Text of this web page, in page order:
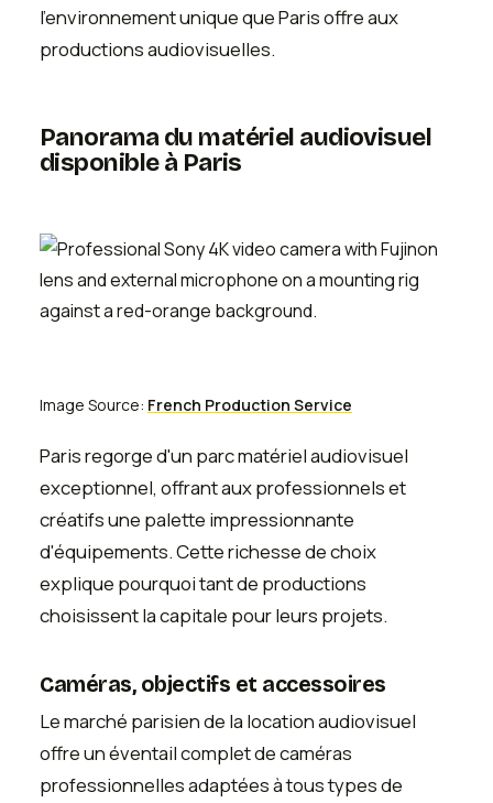
l'environnement unique que Paris offre aux
productions audiovisuelles.
Panorama du matériel audiovisuel
disponible à Paris
Image Source: French Production Service
Paris regorge d'un parc matériel audiovisuel
exceptionnel, offrant aux professionnels et
créatifs une palette impressionnante
d'équipements. Cette richesse de choix
explique pourquoi tant de productions
choisissent la capitale pour leurs projets.
Caméras, objectifs et accessoires
Le marché parisien de la location audiovisuel
offre un éventail complet de caméras
professionnelles adaptées à tous types de